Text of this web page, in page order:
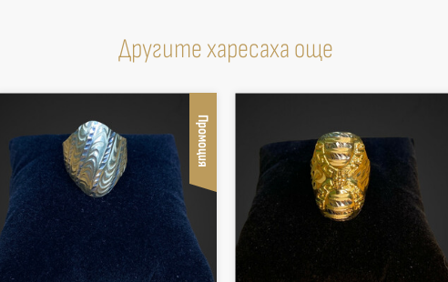
Другите харесаха още
Промоция